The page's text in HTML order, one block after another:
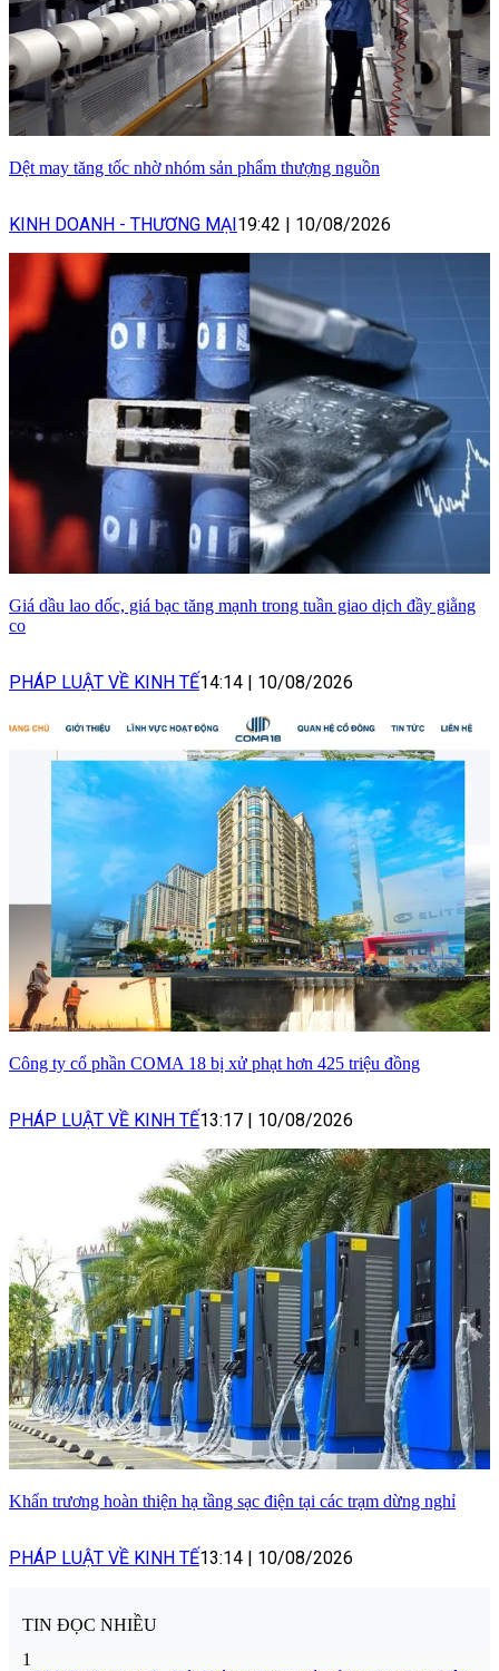
Dệt may tăng tốc nhờ nhóm sản phẩm thượng nguồn
KINH DOANH - THƯƠNG MẠI19:42 | 10/08/2026
Giá dầu lao dốc, giá bạc tăng mạnh trong tuần giao dịch đầy giằng
co
PHÁP LUẬT VỀ KINH TẾ14:14 | 10/08/2026
Công ty cổ phần COMA 18 bị xử phạt hơn 425 triệu đồng
PHÁP LUẬT VỀ KINH TẾ13:17 | 10/08/2026
Khẩn trương hoàn thiện hạ tầng sạc điện tại các trạm dừng nghỉ
PHÁP LUẬT VỀ KINH TẾ13:14 | 10/08/2026
TIN ĐỌC NHIỀU
1